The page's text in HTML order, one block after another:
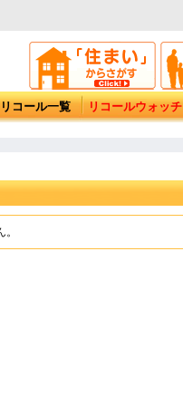
リコール一覧 リコールウォッチ
。